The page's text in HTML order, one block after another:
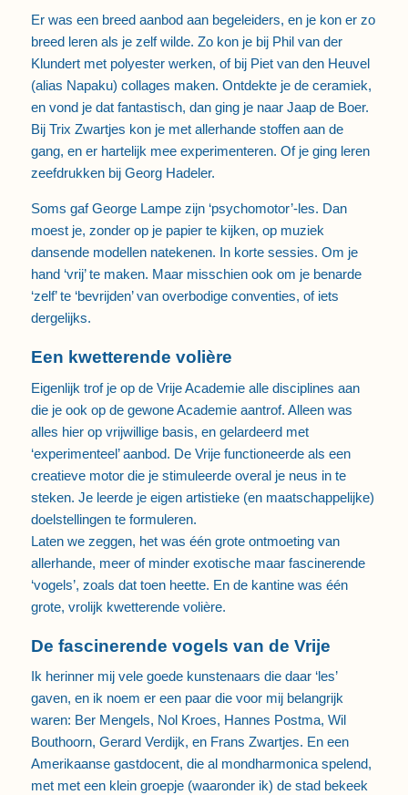
Er was een breed aanbod aan begeleiders, en je kon er zo
breed leren als je zelf wilde. Zo kon je bij Phil van der
Klundert met polyester werken, of bij Piet van den Heuvel
(alias Napaku) collages maken. Ontdekte je de ceramiek,
en vond je dat fantastisch, dan ging je naar Jaap de Boer.
Bij Trix Zwartjes kon je met allerhande stoffen aan de
gang, en er hartelijk mee experimenteren. Of je ging leren
zeefdrukken bij Georg Hadeler.
Soms gaf George Lampe zijn ‘psychomotor’-les. Dan
moest je, zonder op je papier te kijken, op muziek
dansende modellen natekenen. In korte sessies. Om je
hand ‘vrij’ te maken. Maar misschien ook om je benarde
‘zelf’ te ‘bevrijden’ van overbodige conventies, of iets
dergelijks.
Een kwetterende volière
Eigenlijk trof je op de Vrije Academie alle disciplines aan
die je ook op de gewone Academie aantrof. Alleen was
alles hier op vrijwillige basis, en gelardeerd met
‘experimenteel’ aanbod. De Vrije functioneerde als een
creatieve motor die je stimuleerde overal je neus in te
steken. Je leerde je eigen artistieke (en maatschappelijke)
doelstellingen te formuleren.
Laten we zeggen, het was één grote ontmoeting van
allerhande, meer of minder exotische maar fascinerende
‘vogels’, zoals dat toen heette. En de kantine was één
grote, vrolijk kwetterende volière.
De fascinerende vogels van de Vrije
Ik herinner mij vele goede kunstenaars die daar ‘les’
gaven, en ik noem er een paar die voor mij belangrijk
waren: Ber Mengels, Nol Kroes, Hannes Postma, Wil
Bouthoorn, Gerard Verdijk, en Frans Zwartjes. En een
Amerikaanse gastdocent, die al mondharmonica spelend,
met met een klein groepje (waaronder ik) de stad bekeek